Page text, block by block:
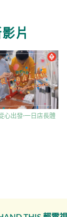
片
心出發·一日店長體